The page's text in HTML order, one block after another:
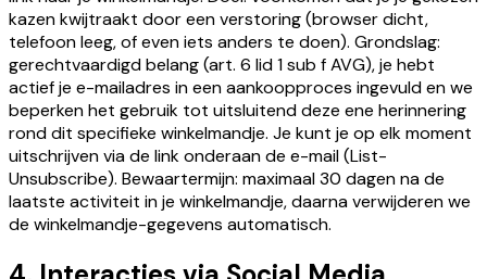
kazen kwijtraakt door een verstoring (browser dicht,
telefoon leeg, of even iets anders te doen). Grondslag:
gerechtvaardigd belang (art. 6 lid 1 sub f AVG), je hebt
actief je e-mailadres in een aankoopproces ingevuld en we
beperken het gebruik tot uitsluitend deze ene herinnering
rond dit specifieke winkelmandje. Je kunt je op elk moment
uitschrijven via de link onderaan de e-mail (List-
Unsubscribe). Bewaartermijn: maximaal 30 dagen na de
laatste activiteit in je winkelmandje, daarna verwijderen we
de winkelmandje-gegevens automatisch.